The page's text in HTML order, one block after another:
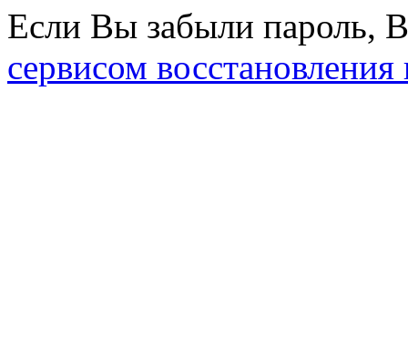
Если Вы забыли пароль,
сервисом восстановления